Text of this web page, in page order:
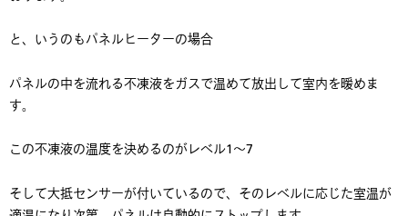
と、いうのもパネルヒーターの場合
パネルの中を流れる不凍液をガスで温めて放出して室内を暖めま
す。
この不凍液の温度を決めるのがレベル1～7
そして大抵センサーが付いているので、そのレベルに応じた室温が